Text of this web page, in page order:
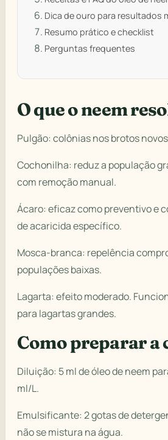
Dica de ouro para resultados
Resumo prático e checklist
Perguntas frequentes
O que o neem
Pulgão: colônias nos brotos
Cochonilha: reduz a população
com remoção manual.
Ácaro: eficaz como preventivo e
de acaricida específico.
Mosca-branca: repelência
populações baixas.
Lagarta: efeito moderado.
para lagartas grandes.
Como preparar a
Diluição: 5 ml de óleo de neem
ml/L.
Emulsificante: 2 gotas de
não se mistura na água.